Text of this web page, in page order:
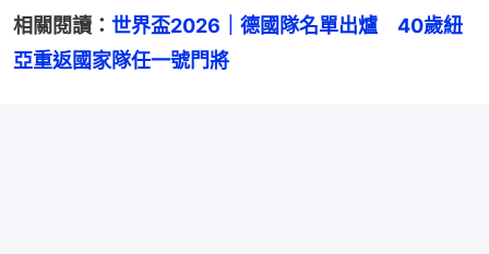
相關閱讀： 世界盃2026｜德國隊名單出爐　40歲紐
亞重返國家隊任一號門將